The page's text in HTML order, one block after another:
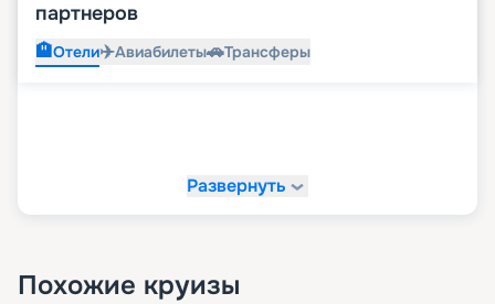
партнеров
🏨Отели✈️Авиабилеты🚗Трансферы
Развернуть
Похожие круизы